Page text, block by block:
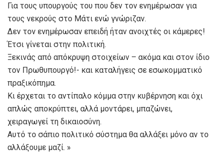
Για τους υπουργούς του που δεν τον ενημέρωσαν για
τους νεκρούς στο Μάτι ενώ γνώριζαν.
Δεν τον ενημέρωσαν επειδή ήταν ανοιχτές οι κάμερες!
Έτσι γίνεται στην πολιτική.
Ξεκινάς από απόκρυψη στοιχείων – ακόμα και στον ίδιο
τον Πρωθυπουργό!- και καταλήγεις σε εσωκομματικό
πραξικόπημα.
Κι έρχεται το αντίπαλο κόμμα στην κυβέρνηση και όχι
απλώς αποκρύπτει, αλλά μοντάρει, μπαζώνει,
χειραγωγεί τη δικαιοσύνη.
Αυτό το σάπιο πολιτικό σύστημα θα αλλάξει μόνο αν το
αλλάξουμε μαζί. »